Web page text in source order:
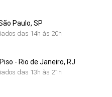
Paulo, SP
das 14h às 20h
Piso - Rio de Janeiro, RJ
das 13h às 21h